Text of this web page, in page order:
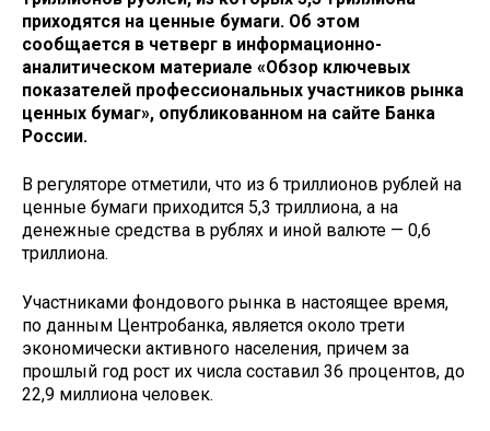
приходятся на ценные бумаги. Об этом
сообщается в четверг в информационно-
аналитическом материале «Обзор ключевых
показателей профессиональных участников рынка
ценных бумаг», опубликованном на сайте Банка
России.
В регуляторе отметили, что из 6 триллионов рублей на
ценные бумаги приходится 5,3 триллиона, а на
денежные средства в рублях и иной валюте — 0,6
триллиона.
Участниками фондового рынка в настоящее время,
по данным Центробанка, является около трети
экономически активного населения, причем за
прошлый год рост их числа составил 36 процентов, до
22,9 миллиона человек.